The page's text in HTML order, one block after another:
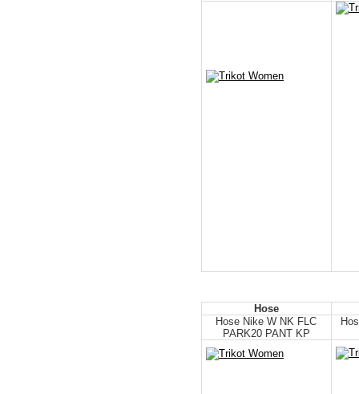
Hose
Hose Nike W NK FLC
PARK20 PANT KP